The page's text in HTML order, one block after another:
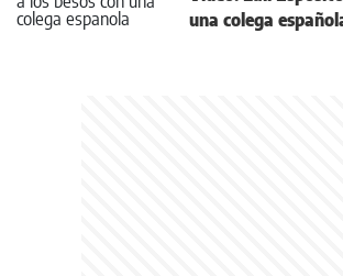
una colega